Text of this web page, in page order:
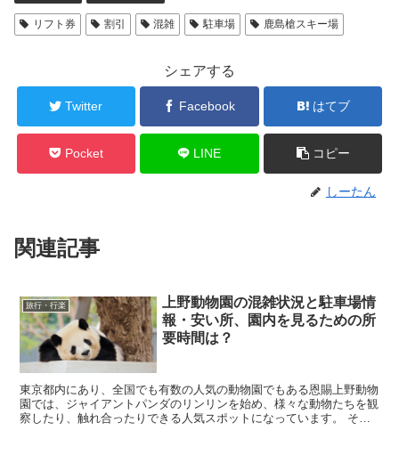
リフト券 割引 混雑 駐車場 鹿島槍スキー場
シェアする
Twitter Facebook はてブ
Pocket LINE コピー
しーたん
関連記事
旅行・行楽
上野動物園の混雑状況と駐車場情
報・安い所、園内を見るための所
要時間は？
東京都内にあり、全国でも有数の人気の動物園でもある恩賜上野動物
園では、ジャイアントパンダのリンリンを始め、様々な動物たちを観
察したり、触れ合ったりできる人気スポットになっています。 そん